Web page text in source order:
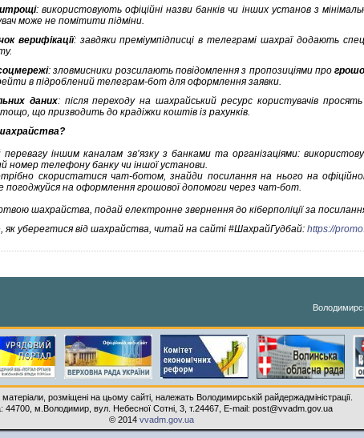
: використовують офіційні назви банків чи інших установ з
може не помітити підміни.
верифікації: завдяки преміумпідписці в телеграмі шахраї додають
: зловмисники розсилають повідомлення з пропозиціями про
в підроблений телеграм-бот для оформлення заявки.
даних: після переходу на шахрайський ресурс користувачів
тощо, що призводить до крадіжки коштів із рахунків.
іншим каналам зв’язку з банками та організаціями:
номер телефону банку чи іншої установи.
скористатися чат-ботом, знайди посилання на нього на
погоджуйся на оформлення грошової допомоги через чат-бот.
шахрайства, подай електронне звернення до кіберполіції за
як уберегтися від шахрайства, читай на сайті #ШахрайГудбай: https://
розміщені на цьому сайті, належать Володимирській райдержадміністрації.
44700, м.Володимир, вул. Небесної Сотні, 3, т.24467, E-mail: post@vvadm.gov.ua
© 2014 vvadm.gov.ua